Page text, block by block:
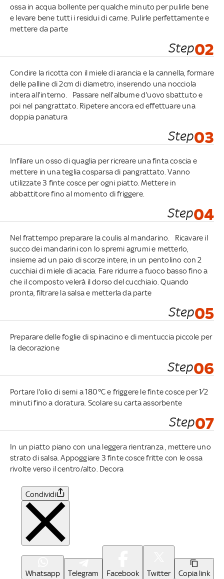
ossa in acqua bollente per qualche minuto per pulirle bene
e levare bene tutti i residui di carne. Pulirle perfettamente e
mettere da parte
Step02
Condire la ricotta con il miele di arancia e la cannella, formare
delle palline di 2cm di diametro, inserendo una nocciola
intera all'interno. Passare nell'albume d'uovo sbattuto e
poi nel pangrattato. Ripetere ancora ed effettuare una
doppia panatura
Step03
Infilare un osso di quaglia per ricreare una finta coscia e
mettere in una teglia cosparsa di pangrattato. Vanno
utilizzate 3 finte cosce per ogni piatto. Mettere in
abbattitore fino al momento di friggere.
Step04
Nel frattempo preparare la coulis al mandarino. Ricavare il
succo dei mandarini con lo spremi agrumi e metterlo,
insieme ad un paio di scorze intere, in un pentolino con 2
cucchiai di miele di acacia. Fare ridurre a fuoco basso fino a
che il composto velerà il dorso del cucchiaio. Quando
pronta, filtrare la salsa e metterla da parte
Step05
Preparare delle foglie di spinacino e di mentuccia piccole per
la decorazione
Step06
Portare l'olio di semi a 180°C e friggere le finte cosce per 1⁄2
minuti fino a doratura. Scolare su carta assorbente
Step07
In un piatto piano con una leggera rientranza , mettere uno
strato di salsa. Appoggiare 3 finte cosce fritte con le ossa
rivolte verso il centro/alto. Decora
Condividi
Whatsapp Telegram Facebook Twitter Copia link